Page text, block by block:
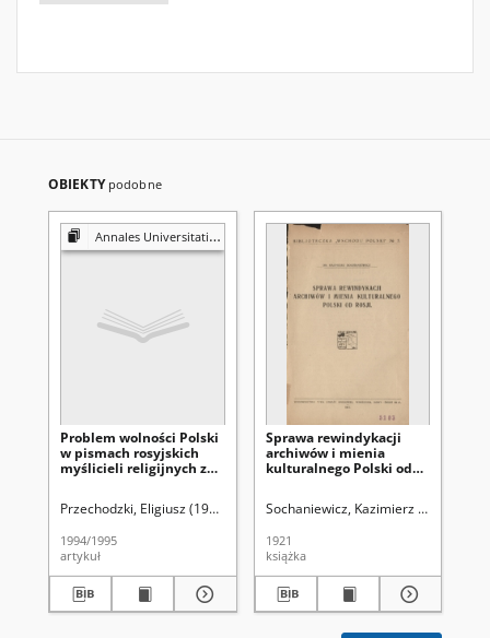
OBIEKTY podobne
Annales Universitatis Mariae Curie-Skłodowska. Sectio FF, Philologiae
Problem wolności Polski
w pismach rosyjskich
myślicieli religijnych z
Przechodzki, Eligiusz (1954- ).
Aleksandrowicz-Ulrich, Alina (1931- ).
1994/1995
artykuł
Sprawa rewindykacji
archiwów i mienia
kulturalnego Polski od
Sochaniewicz, Kazimierz (1892-
1921
książka